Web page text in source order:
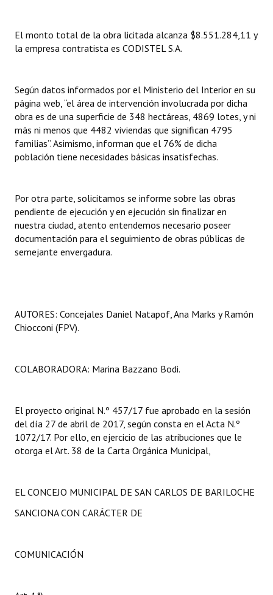
INSTITUCIONAL
Noticias Destacadas
Registros y Distinciones
Datos Históricos
Premio al Mérito - Registro
Mujeres que Dejaron Huellas - Registro
Periodistas Decanos - Registro
Huéspedes de Honor - Registro
Reconocimientos - Registro
Entrega de distinciones
REFORMA DE LA CARTA ORGÁNICA
El monto total de la obra licitada alcanza $8.551.284,11 y
la empresa contratista es CODISTEL S.A.
Según datos informados por el Ministerio del Interior en su
página web, “el área de intervención involucrada por dicha
obra es de una superficie de 348 hectáreas, 4869 lotes, y ni
más ni menos que 4482 viviendas que significan 4795
familias”. Asimismo, informan que el 76% de dicha
población tiene necesidades básicas insatisfechas.
Por otra parte, solicitamos se informe sobre las obras
pendiente de ejecución y en ejecución sin finalizar en
nuestra ciudad, atento entendemos necesario poseer
documentación para el seguimiento de obras públicas de
semejante envergadura.
AUTORES: Concejales Daniel Natapof, Ana Marks y Ramón
Chiocconi (FPV).
COLABORADORA: Marina Bazzano Bodi.
El proyecto original N.º 457/17 fue aprobado en la sesión
del día 27 de abril de 2017, según consta en el Acta N.º
1072/17. Por ello, en ejercicio de las atribuciones que le
otorga el Art. 38 de la Carta Orgánica Municipal,
EL CONCEJO MUNICIPAL DE SAN CARLOS DE BARILOCHE
SANCIONA CON CARÁCTER DE
COMUNICACIÓN